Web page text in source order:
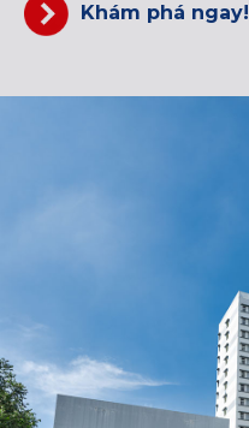
Khám phá ngay!